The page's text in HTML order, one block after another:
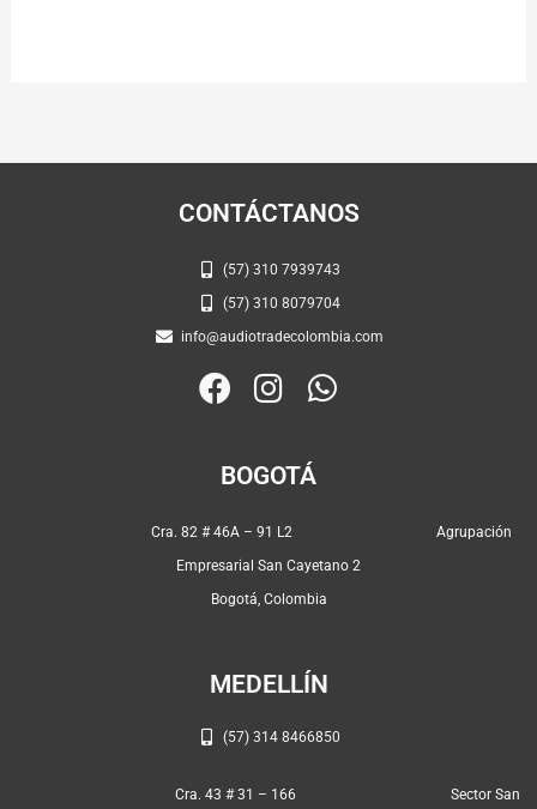
CONTÁCTANOS
(57) 310 7939743
(57) 310 8079704
info@audiotradecolombia.com
F
c
e
b
o
o
I
s
t
a
g
r
W
a
p
BOGOTÁ
Cra. 82 # 46A – 91 L2 Agrupación
Empresarial San Cayetano 2
Bogotá, Colombia
MEDELLÍN
(57) 314 8466850
Cra. 43 # 31 – 166 Sector San